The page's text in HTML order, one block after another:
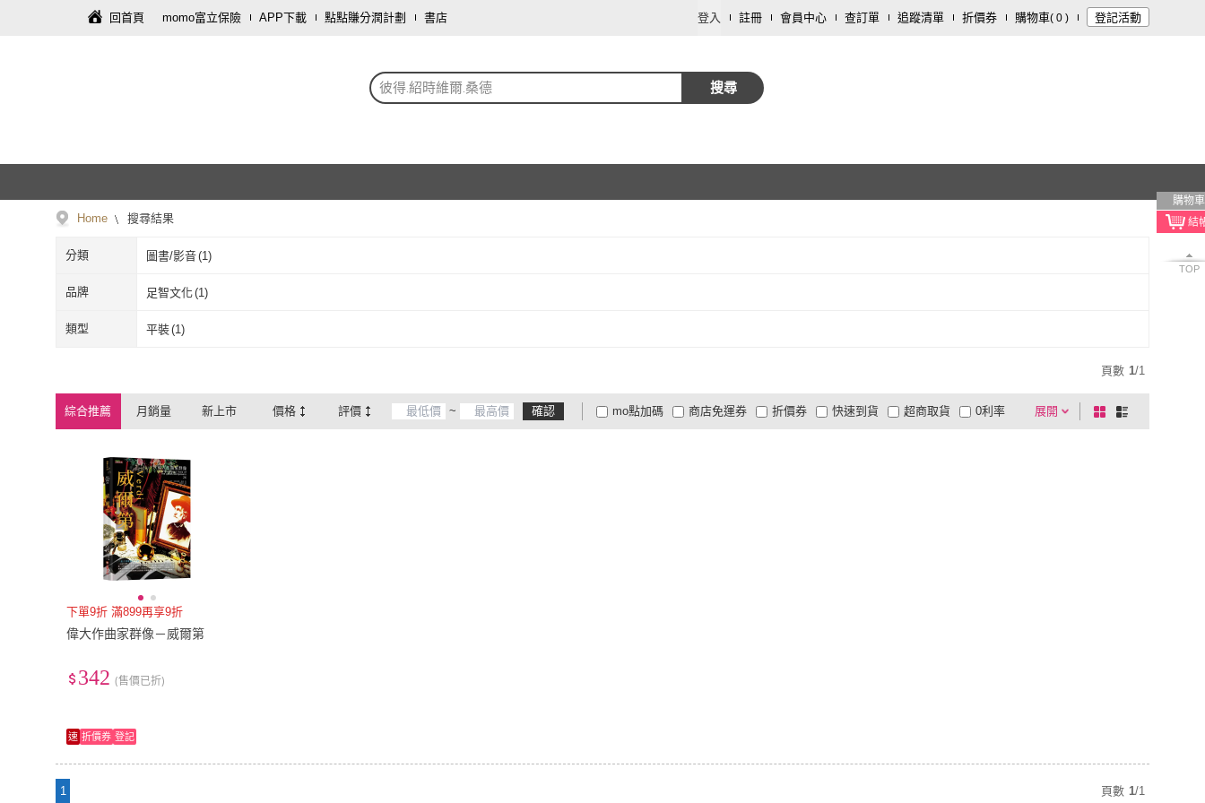
回首頁 momo富立保險 APP下載 點點賺分潤計劃 書店 登入 註冊 會員中心 查訂單 追蹤清單 折價券 購物車( 0 ) 登記活動
彼得.紹時維爾.桑德 搜尋
購物車
TOP
Home 搜尋結果
分類 圖書/影音(1)
品牌 足智文化(1)
足智文化
類型 平裝(1)
頁數 1/1
綜合推薦 月銷量 新上市 價格 評價 ~ 確認 展開
折價券
有影片
商品有量 電視購物
mo點加碼 快速到貨 超商取貨
大家電安心配
大家電快配
商店免運券 0利率
棋
盤
列
下單9折 滿899再享9折
偉大作曲家群像－威爾第
342 (售價已折)
速 折價券 登記
1 頁數 1/1